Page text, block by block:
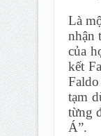
Là
nhận
của
kết
tạm
từng
Á”.